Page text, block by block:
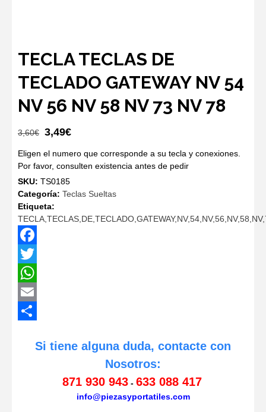
TECLA TECLAS DE
TECLADO GATEWAY NV 54
NV 56 NV 58 NV 73 NV 78
3,60€ El
original
era:
3,60€.
3,49€
actual
es:
Eligen el numero que corresponde a su tecla y conexiones.
Por favor, consulten existencia antes de pedir
SKU: TS0185
Categoría: Teclas Sueltas
Etiqueta:
Facebook
Twitter
WhatsApp
Email
Si tiene alguna duda, contacte con
Nosotros:
871 930 943- 633 088 417
info@piezasyportatiles.com